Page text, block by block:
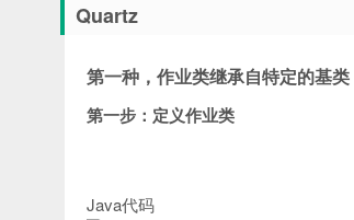
Quartz
第一种，作业类继承自特定的基
第一步：定义作业类
Java代码